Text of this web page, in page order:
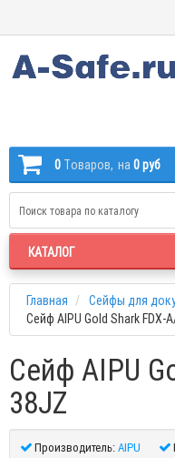
0 Tоваров, на 0 руб
КАТАЛОГ
Главная
Сейфы для
Сейф AIPU Gold Shark FDX-
Сейф AIPU
38JZ
Производитель:AIPU